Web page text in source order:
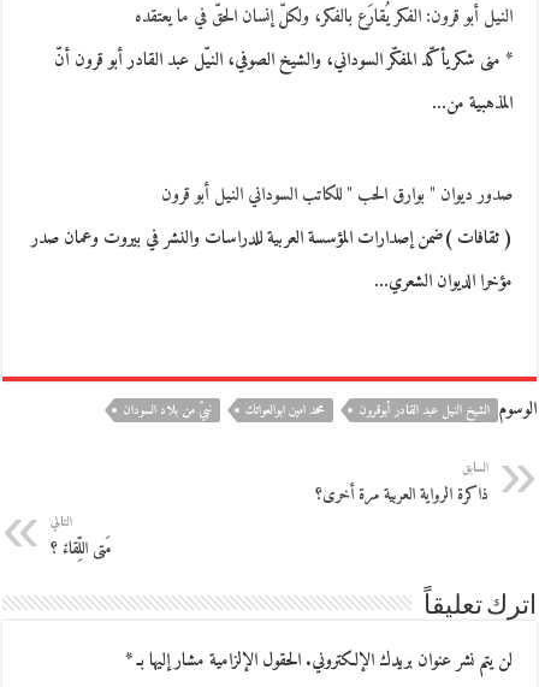
النيل أبو قرون: الفكر يُقارَع بالفكر، ولكلّ إنسان الحقّ في ما يعتقده
* منى شكريأكّد المفكّر السوداني، والشيخ الصوفي، النيّل عبد القادر أبو قرون أنّ
المذهبية من…
صدور ديوان " بوارق الحب " للكاتب السوداني النيل أبو قرون
( ثقافات )ضمن إصدارات المؤسسة العربية للدراسات والنشر في بيروت وعمان صدر
مؤخرا الديوان الشعري…
الوسوم الشيخ النيل عبد القادر أبوقرون محمد امين ابوالعواتك نبيّ من بلاد السودان
السابق
ذاكرة الرواية العربية مرة أخرى؟
التالي
مَتى اللِّقاءْ ؟
اترك تعليقاً
لن يتم نشر عنوان بريدك الإلكتروني.الحقول الإلزامية مشار إليها بـ*